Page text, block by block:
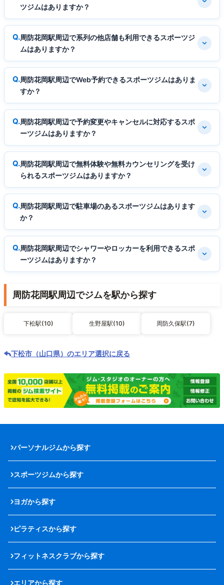
ツジムはありますか？
周防花岡駅周辺で系列の他店舗も利用できるスポーツジ
ムはありますか？
周防花岡駅周辺でWeb予約できるスポーツジムはありま
すか？
周防花岡駅周辺で予約変更やキャンセルに対応するスポ
ーツジムはありますか？
周防花岡駅周辺で無料体験や無料カウンセリングを受け
られるスポーツジムはありますか？
周防花岡駅周辺で駐車場のあるスポーツジムはあります
か？
周防花岡駅周辺でシャワーやロッカーを利用できるスポ
ーツジムはありますか？
周防花岡駅周辺でジムを駅から探す
下松駅(10) 生野屋駅(10) 周防久保駅(7)
下松市（山口県）のエリア選択に戻る
パーソナルジムから探す
スポーツジムから探す
ヨガから探す
ピラティスから探す
フィットネスクラブから探す
エリアから探す